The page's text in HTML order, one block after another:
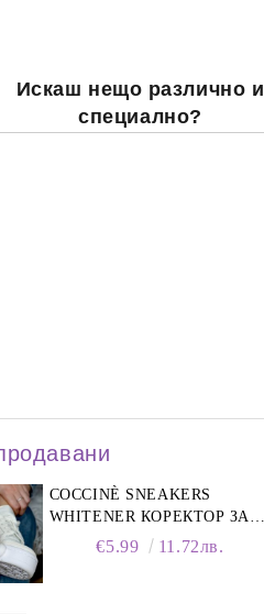
Искаш нещо различно и
специално?
COCCINÈ SNEAKERS
WHITENER КОРЕКТОР ЗА
БЕЛИ МАРАТОНКИ, 75 ML
€5.99 11.72лв.